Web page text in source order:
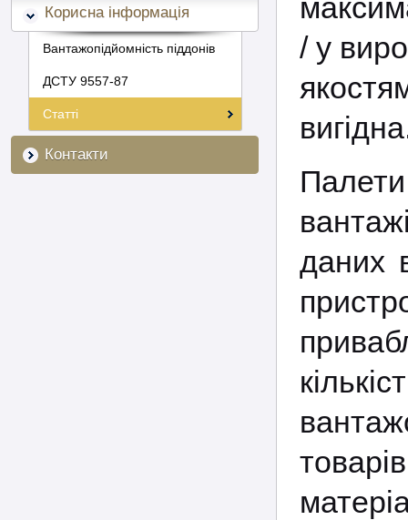
Корисна інформація
Вантажопідйомність піддонів
ДСТУ 9557-87
Статті
Контакти
/ у
даних